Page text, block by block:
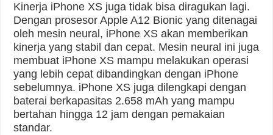
Kinerja iPhone XS juga tidak bisa diragukan lagi.
Dengan prosesor Apple A12 Bionic yang ditenagai
oleh mesin neural, iPhone XS akan memberikan
kinerja yang stabil dan cepat. Mesin neural ini juga
membuat iPhone XS mampu melakukan operasi
yang lebih cepat dibandingkan dengan iPhone
sebelumnya. iPhone XS juga dilengkapi dengan
baterai berkapasitas 2.658 mAh yang mampu
bertahan hingga 12 jam dengan pemakaian
standar.